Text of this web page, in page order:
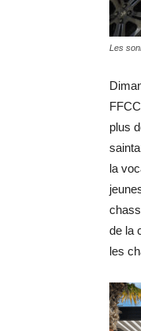
Les
plus
la
de la
les